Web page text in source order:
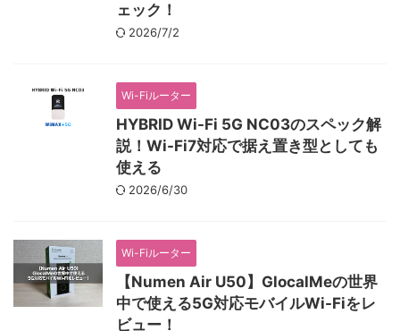
ェック！
2026/7/2
Wi-Fiルーター
HYBRID Wi-Fi 5G NC03のスペック解
説！Wi-Fi7対応で据え置き型としても
使える
2026/6/30
Wi-Fiルーター
【Numen Air U50】GlocalMeの世界
中で使える5G対応モバイルWi-Fiをレ
ビュー！